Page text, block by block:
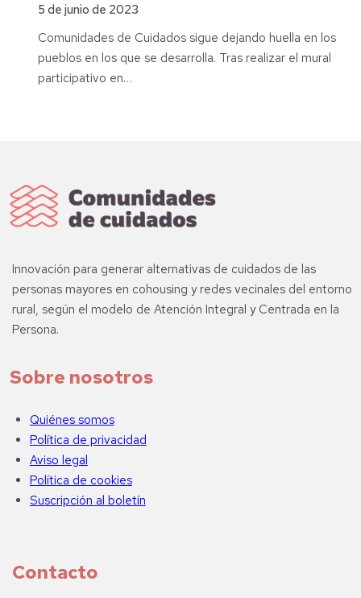
5 de junio de 2023
Comunidades de Cuidados sigue dejando huella en los
pueblos en los que se desarrolla. Tras realizar el mural
participativo en…
Innovación para generar alternativas de cuidados de las
personas mayores en cohousing y redes vecinales del entorno
rural, según el modelo de Atención Integral y Centrada en la
Persona.
Sobre nosotros
Quiénes somos
Política de privacidad
Aviso legal
Política de cookies
Suscripción al boletín
Contacto